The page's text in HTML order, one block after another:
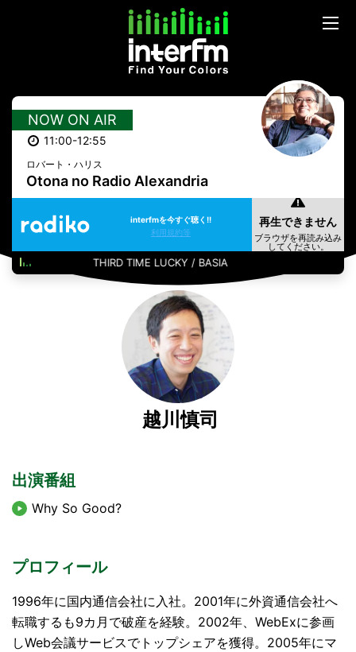
NOW ON AIR
11:00-12:55
ロバート・ハリス
Otona no Radio Alexandria
interfmを今すぐ聴く!!
利用規約等
THIRD TIME LUCKY / BASIA
越川慎司
出演番組
Why So Good?
プロフィール
1996年に国内通信会社に入社。2001年に外資通信会社へ
転職するも9カ月で破産を経験。2002年、WebExに参画
しWeb会議サービスでトップシェアを獲得。2005年にマ